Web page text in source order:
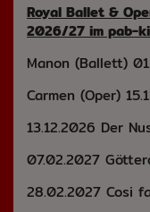
Royal Ballet &
2026/27 im pab-
Manon (Ballett)
Carmen (Oper)
13.12.2026 Der
07.02.2027
28.02.2027 Cosi